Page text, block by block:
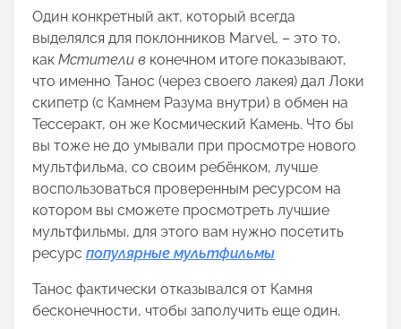
Один конкретный акт, который всегда
выделялся для поклонников Marvel, – это то,
как Мстители в конечном итоге показывают,
что именно Танос (через своего лакея) дал Локи
скипетр (с Камнем Разума внутри) в обмен на
Тессеракт, он же Космический Камень. Что бы
вы тоже не до умывали при просмотре нового
мультфильма, со своим ребёнком, лучше
воспользоваться проверенным ресурсом на
котором вы сможете просмотреть лучшие
мультфильмы, для этого вам нужно посетить
ресурс популярные мультфильмы
Танос фактически отказывался от Камня
бесконечности, чтобы заполучить еще один,